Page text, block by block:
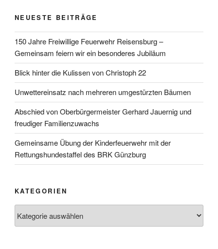
NEUESTE BEITRÄGE
150 Jahre Freiwillige Feuerwehr Reisensburg –
Gemeinsam feiern wir ein besonderes Jubiläum
Blick hinter die Kulissen von Christoph 22
Unwettereinsatz nach mehreren umgestürzten Bäumen
Abschied von Oberbürgermeister Gerhard Jauernig und
freudiger Familienzuwachs
Gemeinsame Übung der Kinderfeuerwehr mit der
Rettungshundestaffel des BRK Günzburg
KATEGORIEN